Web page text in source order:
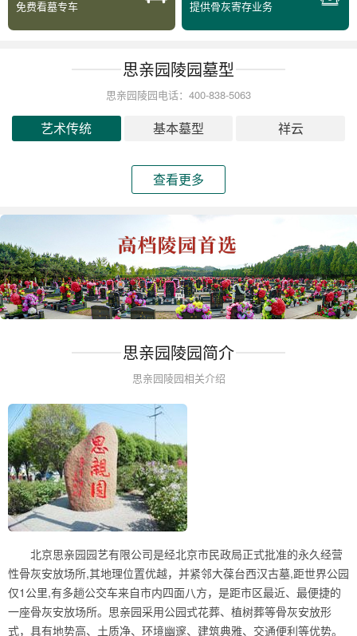
免费看墓专车 提供骨灰寄存业务
思亲园陵园墓型
思亲园陵园电话：400-838-5063
艺术传统 基本墓型 祥云
查看更多
思亲园陵园简介
思亲园陵园相关介绍
北京思亲园园艺有限公司是经北京市民政局正式批准的永久经营
性骨灰安放场所,其地理位置优越，并紧邻大葆台西汉古墓,距世界公园
仅1公里,有多趟公交车来自市内四面八方，是距市区最近、最便捷的
一座骨灰安放场所。思亲园采用公园式花葬、植树葬等骨灰安放形
式，具有地势高、土质净、环境幽邃、建筑典雅、交通便利等优势。